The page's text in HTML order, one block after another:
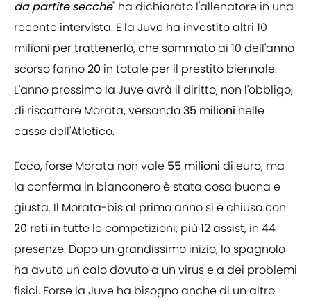
da partite secche" ha dichiarato l'allenatore in una
recente intervista. E la Juve ha investito altri 10
milioni per trattenerlo, che sommato ai 10 dell'anno
scorso fanno20 in totale per il prestito biennale.
L'anno prossimo la Juve avrà il diritto, non l'obbligo,
di riscattare Morata, versando 35 milioni nelle
casse dell'Atletico.
Ecco, forse Morata non vale 55 milioni di euro, ma
la conferma in bianconero è stata cosa buona e
giusta. Il Morata-bis al primo anno si è chiuso con
20 reti in tutte le competizioni, più 12 assist, in 44
presenze. Dopo un grandissimo inizio, lo spagnolo
ha avuto un calo dovuto a un virus e a dei problemi
fisici. Forse la Juve ha bisogno anche di un altro